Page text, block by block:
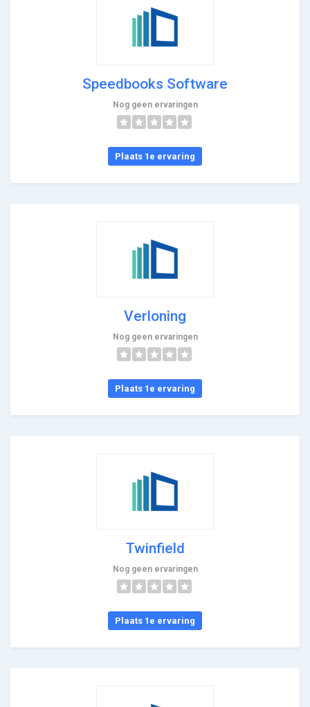
Speedbooks Software
Nog geen ervaringen
Plaats 1e ervaring
Verloning
Nog geen ervaringen
Plaats 1e ervaring
Twinfield
Nog geen ervaringen
Plaats 1e ervaring